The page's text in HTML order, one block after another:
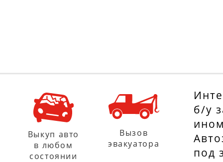
б/у
под
Выкуп авто
в любом
состоянии
Вызов
эвакуатора